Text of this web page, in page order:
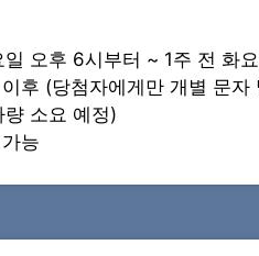
오후 6시부터 ~ 1주 전 화
후 (당첨자에게만 개별 문자
소요 예정)
능